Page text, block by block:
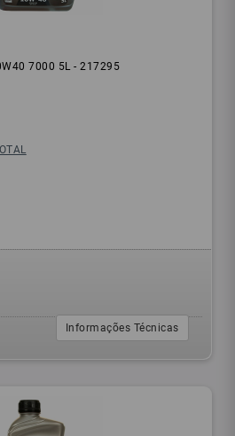
7000 5L - 217295
Informações Técnicas